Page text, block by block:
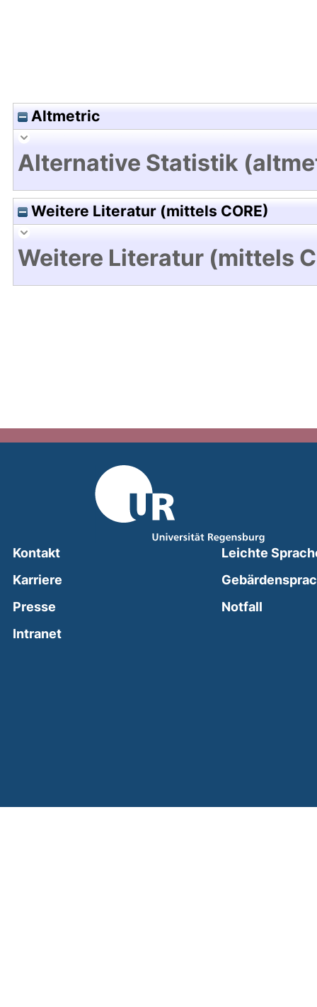
Altmetric
Alternative Statistik
Weitere Literatur (mittels CORE)
Weitere Literatur (mittels
Kontakt
Karriere
Presse
Intranet(external link, opens in a new window)
Leichte
Notfall